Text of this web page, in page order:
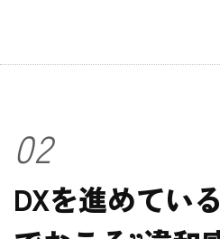
02
DXを進めてい